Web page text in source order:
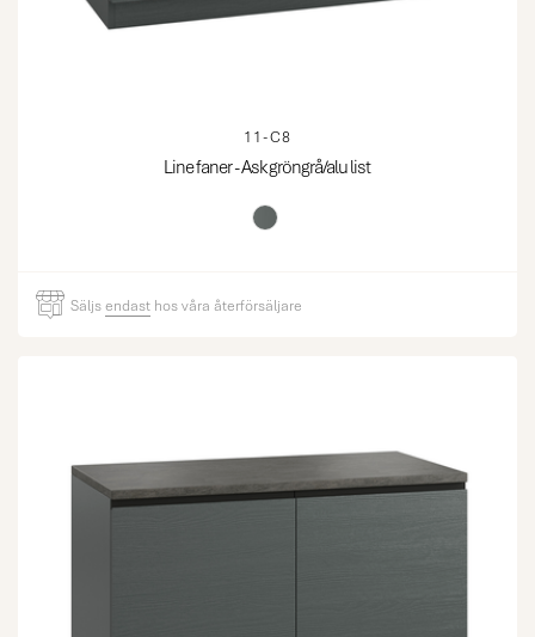
11-C8
Line faner - Ask gröngrå/alu list
Säljsendast hos våra återförsäljare